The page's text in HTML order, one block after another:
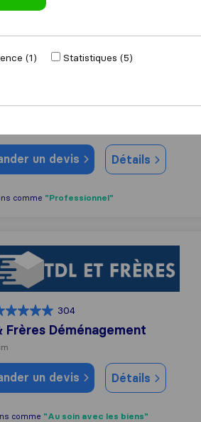
Euro Dem
un devis Détails
comme "Professionnel"
Frères Déménagement
304
Frères Déménagement
un devis Détails
comme "Au soin avec les biens"
(1)
Statistiques (5)